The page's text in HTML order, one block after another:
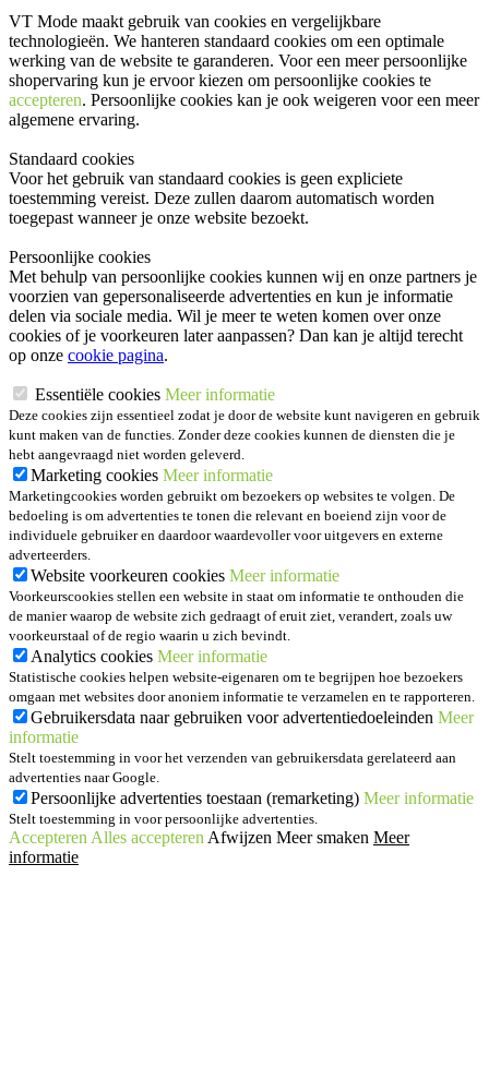
VT Mode maakt gebruik van cookies en vergelijkbare
technologieën. We hanteren standaard cookies om een optimale
werking van de website te garanderen. Voor een meer persoonlijke
shopervaring kun je ervoor kiezen om persoonlijke cookies te
accepteren. Persoonlijke cookies kan je ook weigeren voor een meer
algemene ervaring.
Standaard cookies
Voor het gebruik van standaard cookies is geen expliciete
toestemming vereist. Deze zullen daarom automatisch worden
toegepast wanneer je onze website bezoekt.
Persoonlijke cookies
Met behulp van persoonlijke cookies kunnen wij en onze partners je
voorzien van gepersonaliseerde advertenties en kun je informatie
delen via sociale media. Wil je meer te weten komen over onze
cookies of je voorkeuren later aanpassen? Dan kan je altijd terecht
op onze cookie pagina.
Essentiële cookies Meer informatie
Deze cookies zijn essentieel zodat je door de website kunt navigeren en gebruik
kunt maken van de functies. Zonder deze cookies kunnen de diensten die je
hebt aangevraagd niet worden geleverd.
Marketing cookies Meer informatie
Marketingcookies worden gebruikt om bezoekers op websites te volgen. De
bedoeling is om advertenties te tonen die relevant en boeiend zijn voor de
individuele gebruiker en daardoor waardevoller voor uitgevers en externe
adverteerders.
Website voorkeuren cookies Meer informatie
Voorkeurscookies stellen een website in staat om informatie te onthouden die
de manier waarop de website zich gedraagt of eruit ziet, verandert, zoals uw
voorkeurstaal of de regio waarin u zich bevindt.
Analytics cookies Meer informatie
Statistische cookies helpen website-eigenaren om te begrijpen hoe bezoekers
omgaan met websites door anoniem informatie te verzamelen en te rapporteren.
Gebruikersdata naar gebruiken voor advertentiedoeleinden Meer
informatie
Stelt toestemming in voor het verzenden van gebruikersdata gerelateerd aan
advertenties naar Google.
Persoonlijke advertenties toestaan (remarketing) Meer informatie
Stelt toestemming in voor persoonlijke advertenties.
Accepteren Alles accepteren Afwijzen Meer smaken Meer
informatie